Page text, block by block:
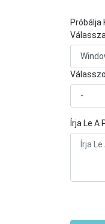
Próbálja
Írja Le A